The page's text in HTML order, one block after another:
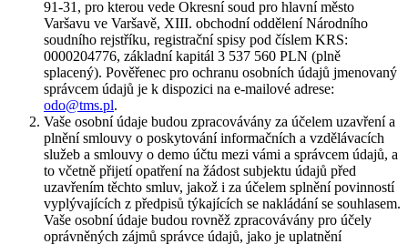
91-31, pro kterou vede Okresní soud pro hlavní město
Varšavu ve Varšavě, XIII. obchodní oddělení Národního
soudního rejstříku, registrační spisy pod číslem KRS:
0000204776, základní kapitál 3 537 560 PLN (plně
splacený). Pověřenec pro ochranu osobních údajů jmenovaný
správcem údajů je k dispozici na e-mailové adrese:
odo@tms.pl.
Vaše osobní údaje budou zpracovávány za účelem uzavření a
plnění smlouvy o poskytování informačních a vzdělávacích
služeb a smlouvy o demo účtu mezi vámi a správcem údajů, a
to včetně přijetí opatření na žádost subjektu údajů před
uzavřením těchto smluv, jakož i za účelem splnění povinností
vyplývajících z předpisů týkajících se nakládání se souhlasem.
Vaše osobní údaje budou rovněž zpracovávány pro účely
oprávněných zájmů správce údajů, jako je uplatnění